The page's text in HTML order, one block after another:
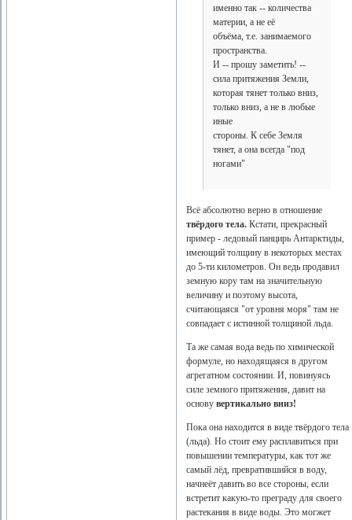
именно так -- количества
материи, а не её
объёма, т.е. занимаемого
пространства.
И -- прошу заметить! --
сила притяжения Земли,
которая тянет только вниз,
только вниз, а не в любые
иные
стороны. К себе Земля
тянет, а она всегда "под
ногами"
Всё абсолютно верно в отношение
твёрдого тела.Кстати, прекрасный
пример - ледовый панцирь Антарктиды,
имеющий толщину в некоторых местах
до 5-ти километров. Он ведь продавил
земную кору там на значительную
величину и поэтому высота,
считающаяся "от уровня моря" там не
совпадает с истинной толщиной льда.
Та же самая вода ведь по химической
формуле, но находящаяся в другом
агрегатном состоянии. И, повинуясь
силе земного притяжения, давит на
основу вертикально вниз!
Пока она находится в виде твёрдого тела
(льда). Но стоит ему расплавиться при
повышении температуры, как тот же
самый лёд, превратившийся в воду,
начнеёт давить во все стороны, если
встретит какую-то преграду для своего
растекания в виде воды. Это могжет